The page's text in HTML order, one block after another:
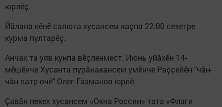
юрлӗҫ.
Йӑлана кӗнӗ салюта хусансем каҫпа 22:00 сехетре
курма пултарӗҫ.
Анчах та уяв кунпа вӗҫленмест. Июнь уйӑхӗн 14-
мӗшӗнче Хусанта пурӑнакансем умӗнче Раҫҫейӗн "чӑн-
чӑн патр очӗ" Олег Газманов юрлӗ.
Ҫавӑн пекех хусансем «Окна России» тата «Флаги